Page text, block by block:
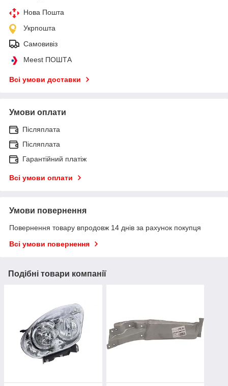
Нова Пошта
Укрпошта
Самовивіз
Meest ПОШТА
Всі умови доставки
Умови оплати
Післяплата
Післяплата
Гарантійний платіж
Всі умови оплати
Умови повернення
Повернення товару впродовж 14 днів за рахунок покупця
Всі умови повернення
Подібні товари компанії